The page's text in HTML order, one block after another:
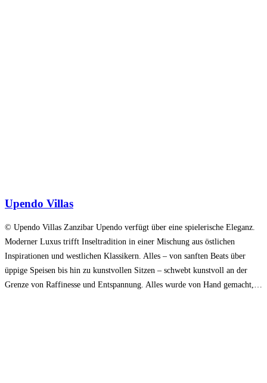
Upendo Villas
© Upendo Villas Zanzibar Upendo verfügt über eine spielerische Eleganz.
Moderner Luxus trifft Inseltradition in einer Mischung aus östlichen
Inspirationen und westlichen Klassikern. Alles – von sanften Beats über
üppige Speisen bis hin zu kunstvollen Sitzen – schwebt kunstvoll an der
Grenze von Raffinesse und Entspannung. Alles wurde von Hand gemacht,…